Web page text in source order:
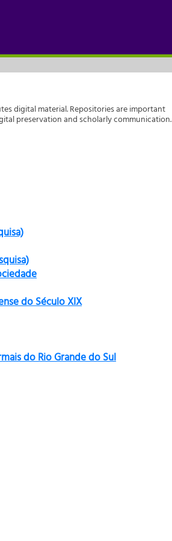
digital material. Repositories are important
preservation and scholarly communication.
do Século XIX
do Rio Grande do Sul